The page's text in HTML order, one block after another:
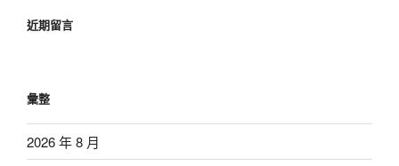
近期留言
彙整
2026 年 8 月